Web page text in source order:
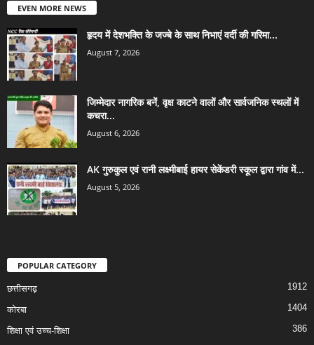
EVEN MORE NEWS
हृदय में देशभक्ति के जज्बे के साथ निभाएं वर्दी की गरिमा...
August 7, 2026
जिम्मेदार नागरिक बनें, वृक्ष काटने वालों और सार्वजनिक स्थलों में
कचरा...
August 6, 2026
AK गुरुकुल एवं रानी लक्ष्मीबाई हायर सेकेंडरी स्कूल द्वारा गांव में...
August 5, 2026
POPULAR CATEGORY
छत्तीसगढ़ 1912
कोरबा 1404
शिक्षा एवं उच्च-शिक्षा
386